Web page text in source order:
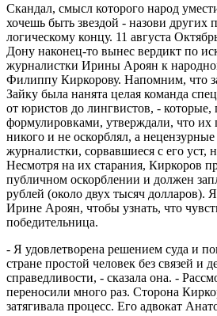
Скандал, смысл которого народ
хочешь быть звездой - назови других
логическому концу. 11 августа
Дону наконец-то вынес вердикт по
журналистки Ирины Ароян к
Филиппу Киркорову. Напомним, что
Зайку была нанята целая команда
от юристов до лингвистов, -
формулировками, утверждали, что
никого и не оскорблял, а нецензурные
журналистки, сорвавшиеся с его уст,
Несмотря на их старания, Киркоров
публичном оскорблении и должен
рублей (около двух тысяч долларов).
Ирине Ароян, чтобы узнать, что
победительница.
- Я удовлетворена решением суда и
стране простой человек без связей и
справедливости, - сказала она. -
переносили много раз. Сторона
затягивала процесс. Его адвокат